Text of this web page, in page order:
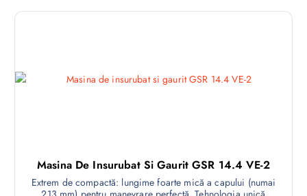
Masina De Insurubat Si Gaurit GSR 14.4 VE-2
Extrem de compactă: lungime foarte mică a capului (numai